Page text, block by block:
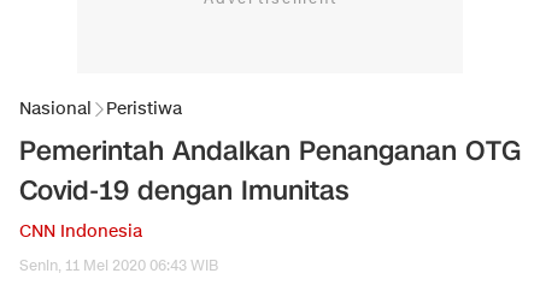
Nasional Peristiwa
Pemerintah Andalkan Penanganan OTG
Covid-19 dengan Imunitas
CNN Indonesia
Senin, 11 Mei 2020 06:43 WIB